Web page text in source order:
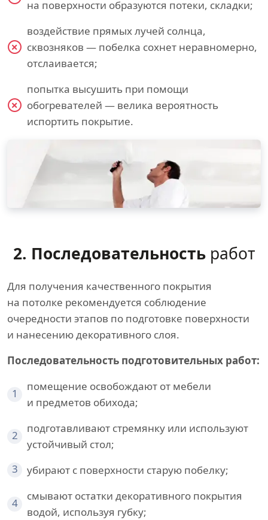
на поверхности образуются потеки, складки;
воздействие прямых лучей солнца,
сквозняков — побелка сохнет неравномерно,
отслаивается;
попытка высушить при помощи
обогревателей — велика вероятность
испортить покрытие.
2. Последовательностьработ
Для получения качественного покрытия
на потолке рекомендуется соблюдение
очередности этапов по подготовке поверхности
и нанесению декоративного слоя.
Последовательность подготовительных работ:
1
помещение освобождают от мебели
и предметов обихода;
2
подготавливают стремянку или используют
устойчивый стол;
3
убирают с поверхности старую побелку;
4
смывают остатки декоративного покрытия
водой, используя губку;